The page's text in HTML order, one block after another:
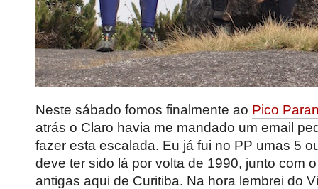
Neste sábado fomos finalmente ao Pico
atrás o Claro havia me mandado um email
fazer esta escalada. Eu já fui no PP umas 5
deve ter sido lá por volta de 1990, junto com
antigas aqui de Curitiba. Na hora lembrei do